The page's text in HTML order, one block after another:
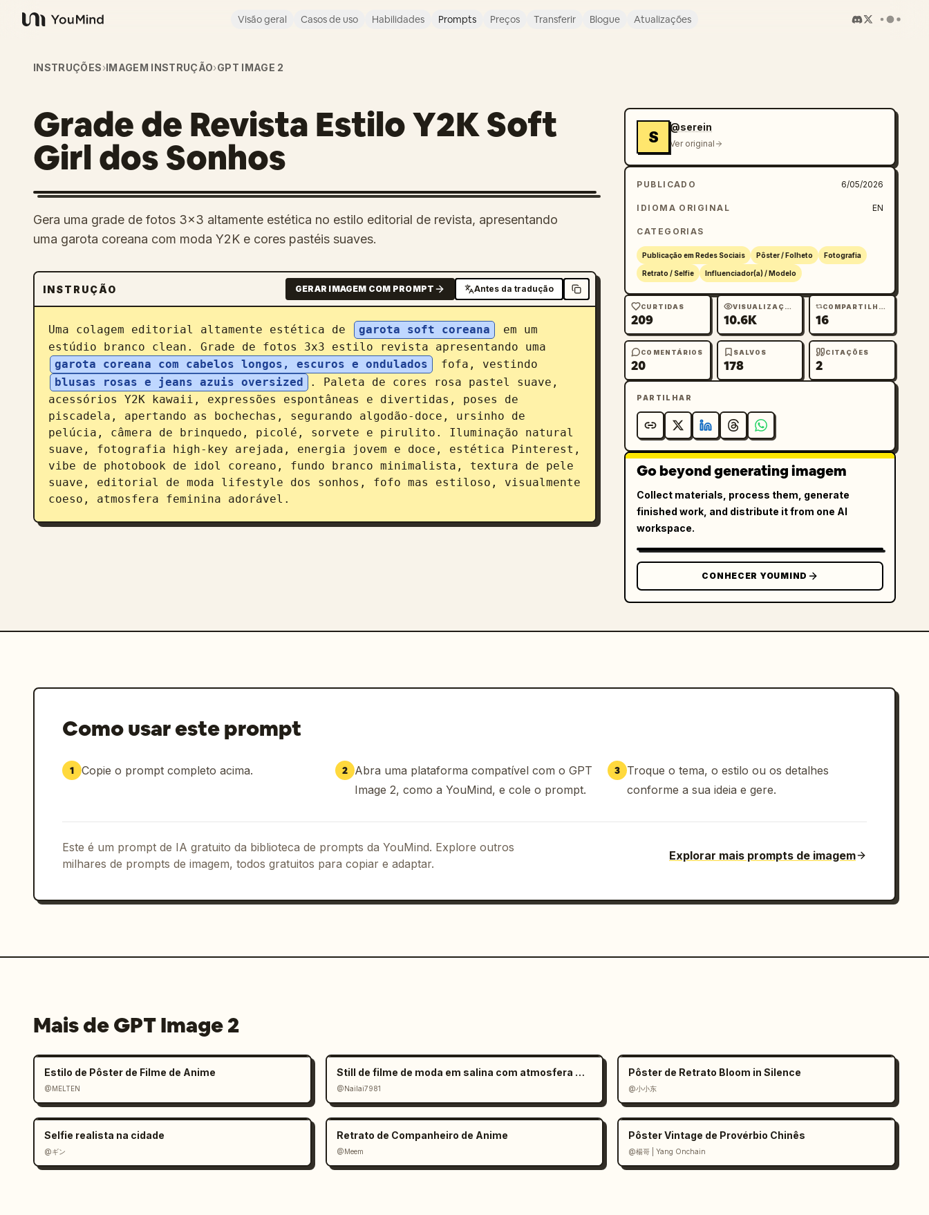
YouMind
Visão geral Casos de uso Habilidades Prompts Preços Transferir Blogue Atualizações
INSTRUÇÕES›IMAGEM INSTRUÇÃO›GPT IMAGE 2
Grade de Revista Estilo Y2K Soft
Girl dos Sonhos
Gera uma grade de fotos 3x3 altamente estética no estilo editorial de revista, apresentando
uma garota coreana com moda Y2K e cores pastéis suaves.
INSTRUÇÃO GERAR IMAGEM COM PROMPT Antes da tradução
Uma colagem editorial altamente estética de garota soft coreana
em um
estúdio branco clean. Grade de fotos 3x3 estilo revista apresentando uma
garota coreana com cabelos longos, escuros e ondulados
fofa, vestindo
blusas rosas e jeans azuis oversized
. Paleta de cores rosa pastel suave,
acessórios Y2K kawaii, expressões espontâneas e divertidas, poses de
piscadela, apertando as bochechas, segurando algodão-doce, ursinho de
pelúcia, câmera de brinquedo, picolé, sorvete e pirulito. Iluminação natural
suave, fotografia high-key arejada, energia jovem e doce, estética Pinterest,
vibe de photobook de idol coreano, fundo branco minimalista, textura de pele
suave, editorial de moda lifestyle dos sonhos, fofo mas estiloso, visualmente
coeso, atmosfera feminina adorável.
S
@serein
Ver original
PUBLICADO 6/05/2026
IDIOMA ORIGINAL EN
CATEGORIAS
Publicação em Redes Sociais Pôster / Folheto Fotografia
Retrato / Selfie Influenciador(a) / Modelo
CURTIDAS
209
VISUALIZAÇÕES
10.6K
COMPARTILHAMENTOS
16
COMENTÁRIOS
20
SALVOS
178
CITAÇÕES
2
PARTILHAR
Go beyond generating imagem
Collect materials, process them, generate
finished work, and distribute it from one AI
workspace.
CONHECER YOUMIND
Como usar este prompt
1 Copie o prompt completo acima. 2 Abra uma plataforma compatível com o GPT
Image 2, como a YouMind, e cole o prompt.
3
Troque o tema, o estilo ou os detalhes
conforme a sua ideia e gere.
Este é um prompt de IA gratuito da biblioteca de prompts da YouMind. Explore outros
milhares de prompts de imagem, todos gratuitos para copiar e adaptar.
Explorar mais prompts de imagem
Mais de GPT Image 2
Estilo de Pôster de Filme de Anime
@MELTEN
Still de filme de moda em salina com atmosfera melancólica
@Nailai7981
Pôster de Retrato Bloom in Silence
@小小东
Selfie realista na cidade
@ギン
Retrato de Companheiro de Anime
@Meem
Pôster Vintage de Provérbio Chinês
@楊哥 | Yang Onchain